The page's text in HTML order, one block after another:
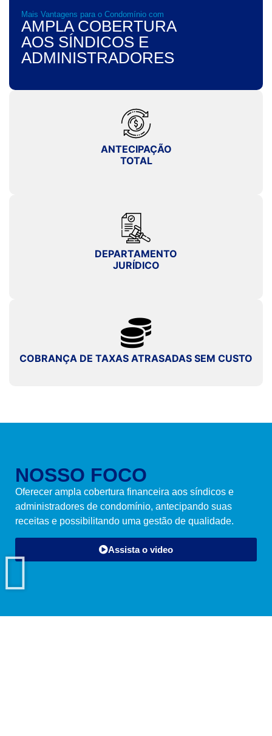
Mais Vantagens para o Condomínio com
AMPLA COBERTURA
AOS SÍNDICOS E
ADMINISTRADORES
ANTECIPAÇÃO
TOTAL
DEPARTAMENTO
JURÍDICO
COBRANÇA DE TAXAS ATRASADAS SEM CUSTO
NOSSO FOCO
Oferecer ampla cobertura financeira aos síndicos e
administradores de condomínio, antecipando suas
receitas e possibilitando uma gestão de qualidade.
Assista o video